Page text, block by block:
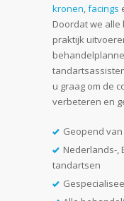
kronen,facings
Doordat we
praktijk
u graag om de
verbeteren en
Geopend
Nederlands-,
tandartsen